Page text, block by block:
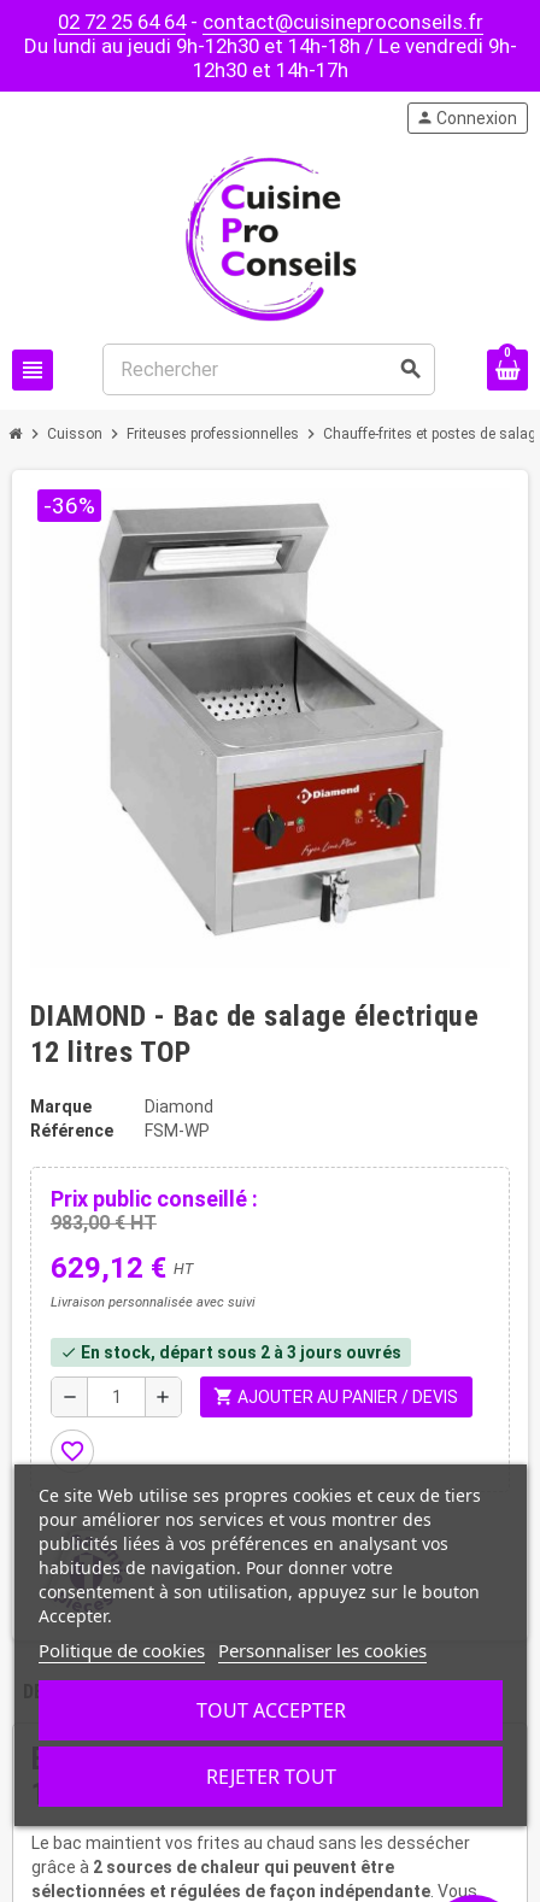
02 72 25 64 64- contact@cuisineproconseils.fr
Du lundi au jeudi 9h-12h30 et 14h-18h / Le vendredi 9h-
12h30 et 14h-17h
view_headline search
person Connexion
0
chevron_right Cuisson chevron_right Friteuses professionnelles chevron_right Chauffe-frites et postes de
-36%
DIAMOND - Bac de salage électrique
12 litres TOP
Marque
Diamond
Référence
FSM-WP
Prix public conseillé :
983,00 € HT
629,12 € HT
Livraison personnalisée avec suivi
check En stock, départ sous 2 à 3 jours ouvrés
remove add shopping_cart AJOUTER AU PANIER / DEVIS
favorite_border
Le bac maintient vos frites au chaud sans les dessécher
grâce à 2 sources de chaleur qui peuvent être
sélectionnées et régulées de façon indépendante . Vous
Ce site Web utilise ses propres cookies et ceux de tiers
pour améliorer nos services et vous montrer des
publicités liées à vos préférences en analysant vos
habitudes de navigation. Pour donner votre
consentement à son utilisation, appuyez sur le bouton
Accepter.
Politique de cookies Personnaliser les cookies
REJETER TOUT
TOUT ACCEPTER